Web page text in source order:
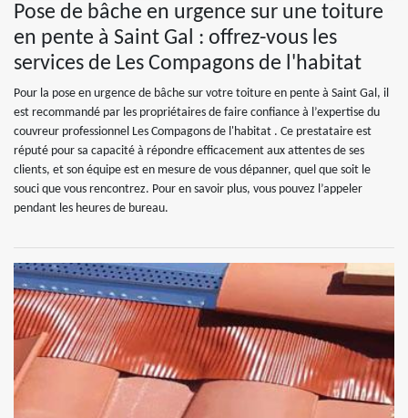
Pose de bâche en urgence sur une toiture
en pente à Saint Gal : offrez-vous les
services de Les Compagons de l'habitat
Pour la pose en urgence de bâche sur votre toiture en pente à Saint Gal, il
est recommandé par les propriétaires de faire confiance à l’expertise du
couvreur professionnel Les Compagons de l'habitat . Ce prestataire est
réputé pour sa capacité à répondre efficacement aux attentes de ses
clients, et son équipe est en mesure de vous dépanner, quel que soit le
souci que vous rencontrez. Pour en savoir plus, vous pouvez l’appeler
pendant les heures de bureau.